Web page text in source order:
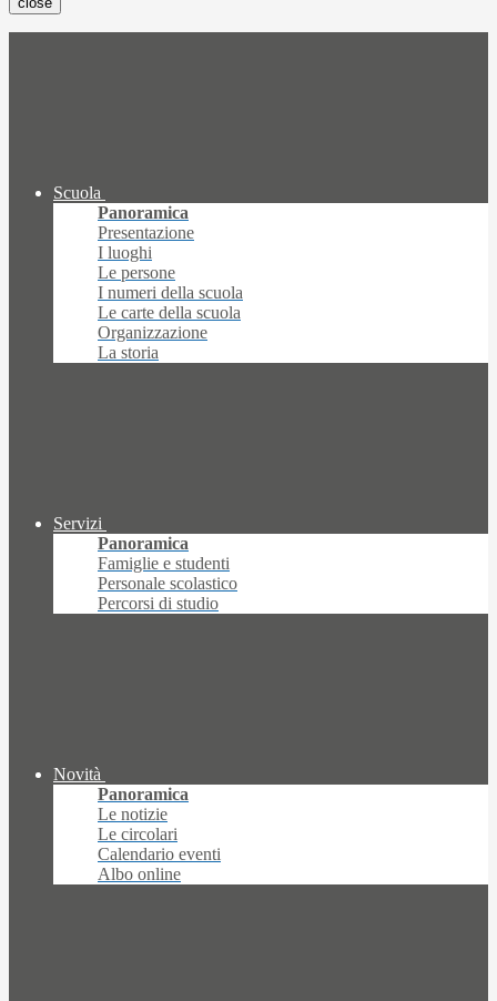
Scuola
Panoramica
Presentazione
I luoghi
Le persone
I numeri della scuola
Le carte della scuola
Organizzazione
La storia
Servizi
Panoramica
Famiglie e studenti
Personale scolastico
Percorsi di studio
Novità
Panoramica
Le notizie
Le circolari
Calendario eventi
Albo online